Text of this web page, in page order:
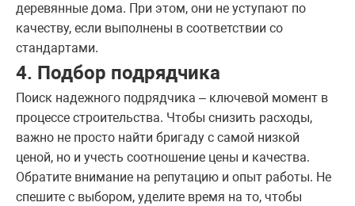
деревянные дома. При этом, они не уступают по
качеству, если выполнены в соответствии со
стандартами.
4. Подбор подрядчика
Поиск надежного подрядчика – ключевой момент в
процессе строительства. Чтобы снизить расходы,
важно не просто найти бригаду с самой низкой
ценой, но и учесть соотношение цены и качества.
Обратите внимание на репутацию и опыт работы. Не
спешите с выбором, уделите время на то, чтобы